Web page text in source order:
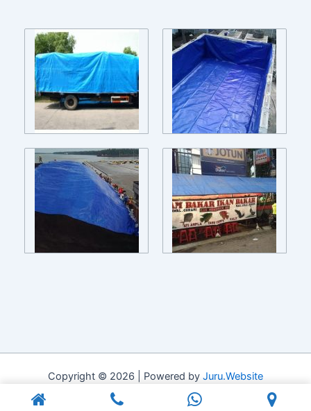
Copyright © 2026 | Powered by Juru.Website